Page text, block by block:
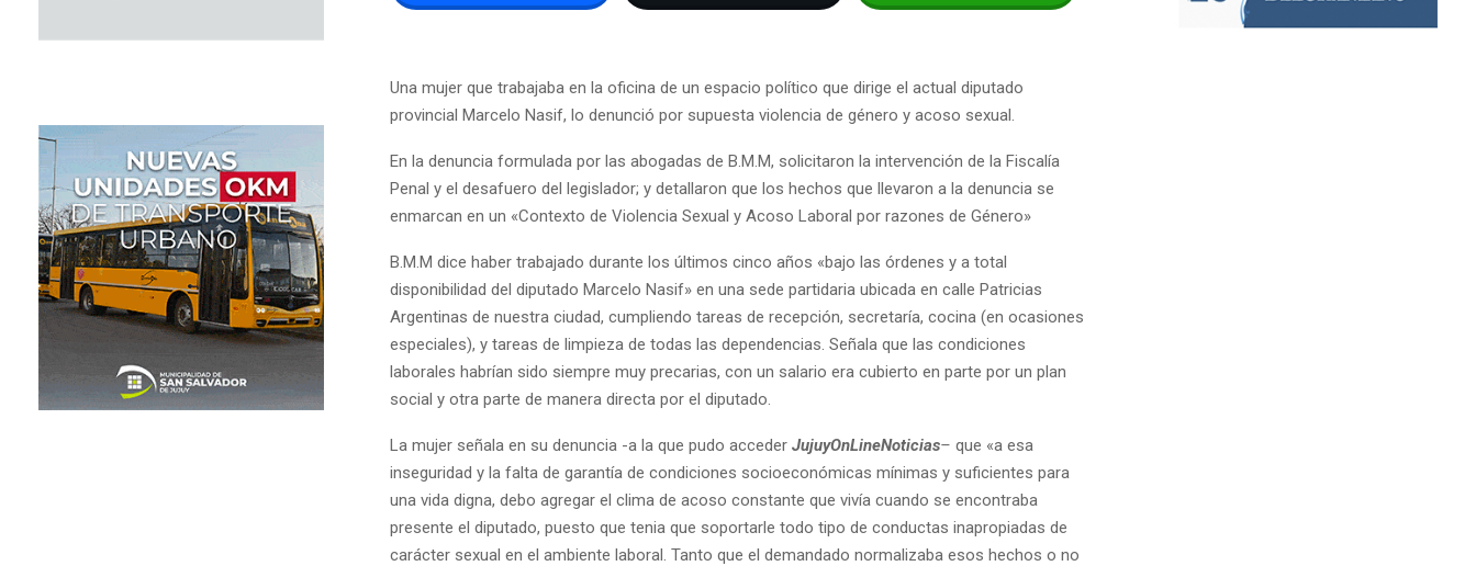
Una mujer que trabajaba en la oficina de un espacio político que dirige el actual diputado
provincial Marcelo Nasif, lo denunció por supuesta violencia de género y acoso sexual.
En la denuncia formulada por las abogadas de B.M.M, solicitaron la intervención de la Fiscalía
Penal y el desafuero del legislador; y detallaron que los hechos que llevaron a la denuncia se
enmarcan en un «Contexto de Violencia Sexual y Acoso Laboral por razones de Género»
B.M.M dice haber trabajado durante los últimos cinco años «bajo las órdenes y a total
disponibilidad del diputado Marcelo Nasif» en una sede partidaria ubicada en calle Patricias
Argentinas de nuestra ciudad, cumpliendo tareas de recepción, secretaría, cocina (en ocasiones
especiales), y tareas de limpieza de todas las dependencias. Señala que las condiciones
laborales habrían sido siempre muy precarias, con un salario era cubierto en parte por un plan
social y otra parte de manera directa por el diputado.
La mujer señala en su denuncia -a la que pudo acceder JujuyOnLineNoticias– que «a esa
inseguridad y la falta de garantía de condiciones socioeconómicas mínimas y suficientes para
una vida digna, debo agregar el clima de acoso constante que vivía cuando se encontraba
presente el diputado, puesto que tenia que soportarle todo tipo de conductas inapropiadas de
carácter sexual en el ambiente laboral. Tanto que el demandado normalizaba esos hechos o no